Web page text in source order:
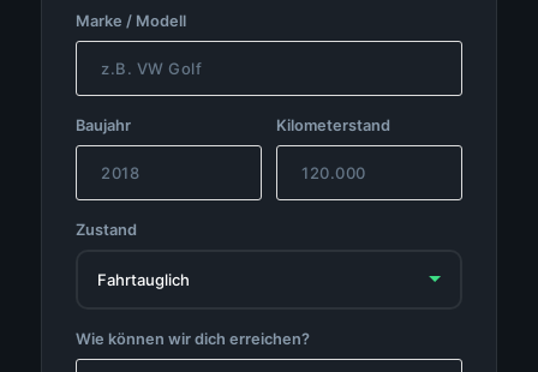
Marke / Modell
Baujahr Kilometerstand
Zustand
Wie können wir dich erreichen?